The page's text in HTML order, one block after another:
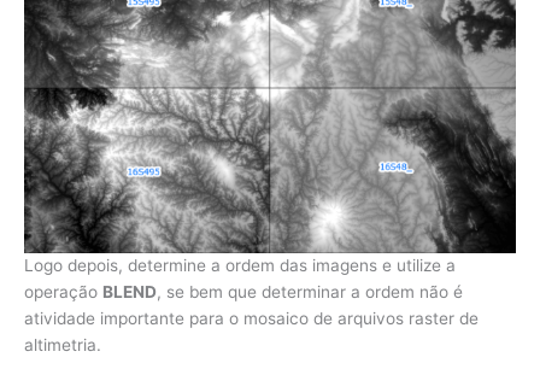
Logo depois, determine a ordem das imagens e utilize a
operação BLEND, se bem que determinar a ordem não é
atividade importante para o mosaico de arquivos raster de
altimetria.